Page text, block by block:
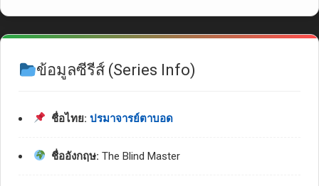
ข้อมูลซีรีส์ (Series Info)
ชื่อไทย: ปรมาจารย์ตาบอด
ชื่ออังกฤษ: The Blind Master